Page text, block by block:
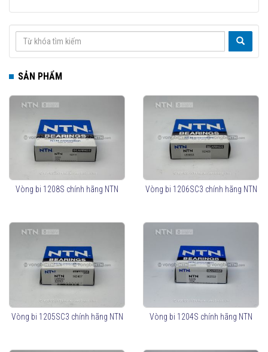
SẢN PHẨM
Vòng bi 1208S chính hãng NTN Vòng bi 1206SC3 chính hãng NTN
Vòng bi 1205SC3 chính hãng NTN Vòng bi 1204S chính hãng NTN